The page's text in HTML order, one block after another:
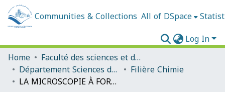
Communities & Collections All of DSpace
Log In
Home
Faculté des sciences et de la technologie
Département Sciences de la Matière Filière Chimie
LA MICROSCOPIE À FORCE ATOMIQUE (AFM )